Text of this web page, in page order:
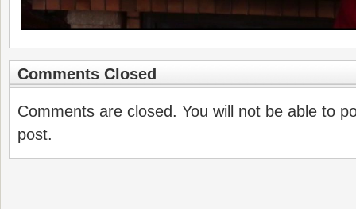
Comments Closed
Comments are closed. You will not be able to
post.